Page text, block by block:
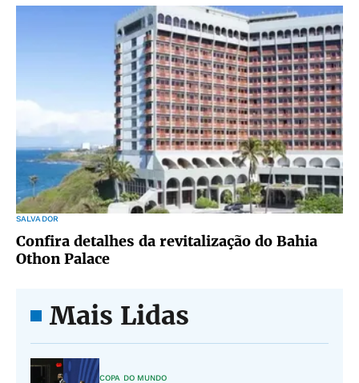
SALVADOR
Confira detalhes da revitalização do Bahia
Othon Palace
Mais Lidas
COPA DO MUNDO